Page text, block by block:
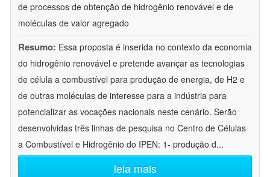
de processos de obtenção de hidrogênio renovável e de
moléculas de valor agregado
Resumo: Essa proposta é inserida no contexto da economia
do hidrogênio renovável e pretende avançar as tecnologias
de célula a combustível para produção de energia, de H2 e
de outras moléculas de interesse para a indústria para
potencializar as vocações nacionais neste cenário. Serão
desenvolvidas três linhas de pesquisa no Centro de Células
a Combustível e Hidrogênio do IPEN: 1- produção d...
leia mais